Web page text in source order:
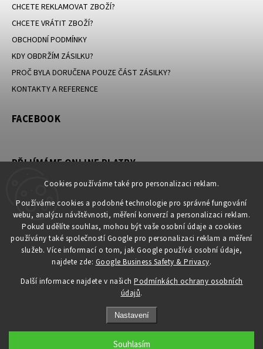
Cookies používáme také pro personalizaci reklam.
Používáme cookies a podobné technologie pro správné fungování
webu, analýzu návštěvnosti, měření konverzí a personalizaci reklam.
Pokud udělíte souhlas, mohou být vaše osobní údaje a cookies
používány také společností Google pro personalizaci reklam a měření
služeb. Více informací o tom, jak Google používá osobní údaje,
najdete zde: Google Business Safety & Privacy.
Další informace najdete v našich Podmínkách ochrany osobních
údajů.
Nastavení
Souhlasím
CHCETE REKLAMOVAT ZBOŽÍ?
CHCETE VRÁTIT ZBOŽÍ?
OBCHODNÍ PODMÍNKY
KDY OBDRŽÍM ZÁSILKU?
PROČ BYLA DORUČENA POUZE ČÁST ZÁSILKY?
KONTAKTY A REFERENCE
FACEBOOK
PŘIJÍMÁME ONLINE PLATBY
KONTAKT
obchod @petromila.cz
+420704433780 ► při nedostupnosti využijte email